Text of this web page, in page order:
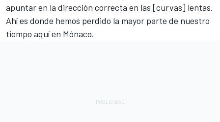
apuntar en la dirección correcta en las [curvas] lentas.
Ahí es donde hemos perdido la mayor parte de nuestro
tiempo aquí en Mónaco.